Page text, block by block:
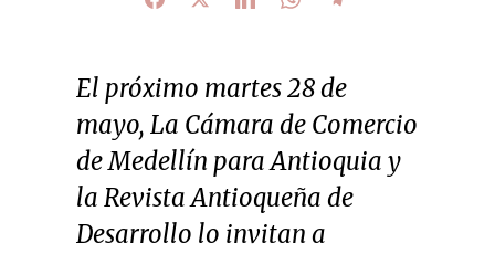
El próximo martes 28 de
mayo, La Cámara de Comercio
de Medellín para Antioquia y
la Revista Antioqueña de
Desarrollo lo invitan a